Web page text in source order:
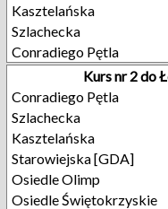
Kasztelańska
Szlachecka
Conradiego Pętla
Kurs nr 2 do
Conradiego Pętla
Szlachecka
Kasztelańska
Starowiejska [GDA]
Osiedle Olimp
Osiedle Świętokrzyskie